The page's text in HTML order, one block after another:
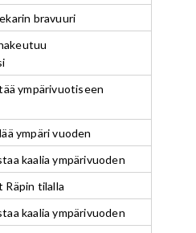
bravuuri
ympärivuotiseen
ympäri vuoden
kaalia ympärivuoden
Räpin tilalla
kaalia ympärivuoden